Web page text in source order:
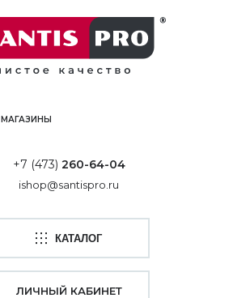
МАГАЗИНЫ
+7 (473) 260-64-04
ishop@santispro.ru
КАТАЛОГ
ЛИЧНЫЙ КАБИНЕТ